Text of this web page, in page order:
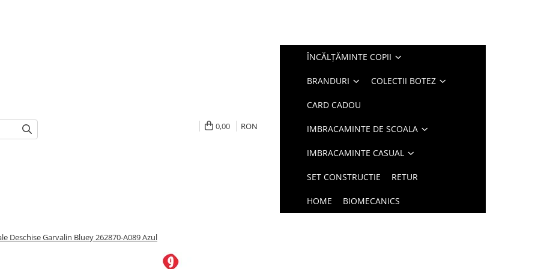
0,00 RON
ÎNCĂLȚĂMINTE COPII
BRANDURI COLECTII BOTEZ
CARD CADOU
IMBRACAMINTE DE SCOALA
IMBRACAMINTE CASUAL
SET CONSTRUCTIE RETUR
HOME BIOMECANICS
Deschise Garvalin Bluey 262870-A089 Azul